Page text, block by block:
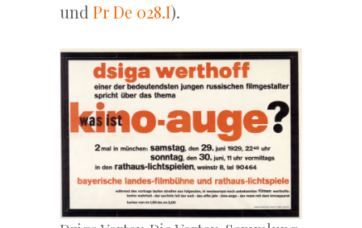
und Pr De 028.I).